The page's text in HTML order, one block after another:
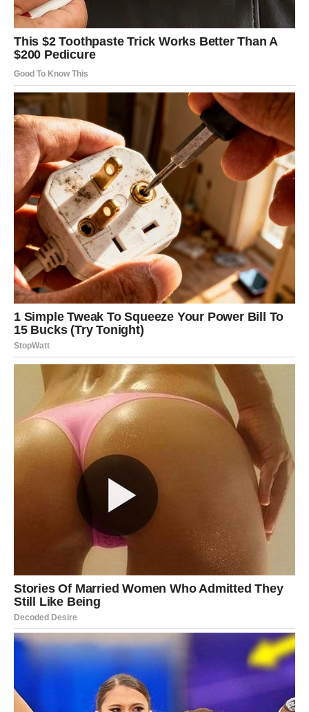
Pred vama su veoma važni trenuci.
VODOLIJA
Vodolijama kraj maja donosi velika iznenađenja.
Neočekivan susret ili vijest mogli bi promijeniti vaše
planove za naredni period.
Sudbina vam sprema nešto
posebno
Pred vama su veoma uzbudljivi trenuci.
RIBE
Ribe ulaze u period emotivne ravnoteže i mira.
Ljudi koje volite bit će vaš najveći oslonac i izvor sreće.
Duša pronalazi ono što joj je
nedostajalo
Pred vama su veoma nježni trenuci.
ZNAK KOJEM JE KRAJ MAJA
GOTOVO SAVRŠEN
Ako postoji znak kojem zvijezde posebno otvaraju vrata
sreće do kraja maja 2026. godine, onda je toRak.
Ljubav, podrška, lijepe vijesti i osjećaj da se stvari
konačno slažu na pravo mjesto pratit će mnoge
pripadnike ovog znaka. Ono što je djelovalo daleko
postaje moguće, a želje koje su dugo bile samo san sada
dobijaju priliku da postanu stvarnost.